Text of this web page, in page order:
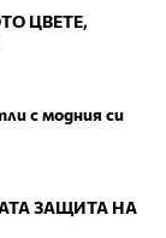
ЦВЕТЕ,
с модния си
ЗАЩИТА НА